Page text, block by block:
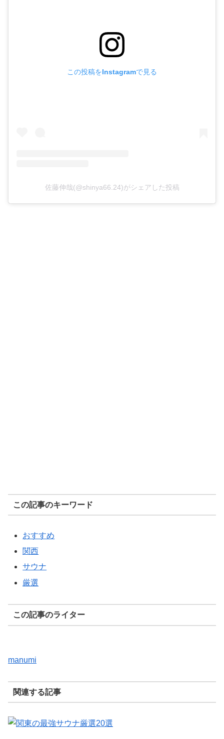
この投稿をInstagramで見る
佐藤伸哉(@shinya66.24)がシェアした投稿
この記事のキーワード
おすすめ
関西
サウナ
厳選
この記事のライター
manumi
関連する記事